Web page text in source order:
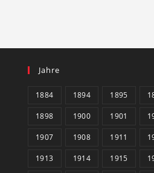
Jahre
1884 1894 1895
1898 1900 1901
1907 1908 1911
1913 1914 1915